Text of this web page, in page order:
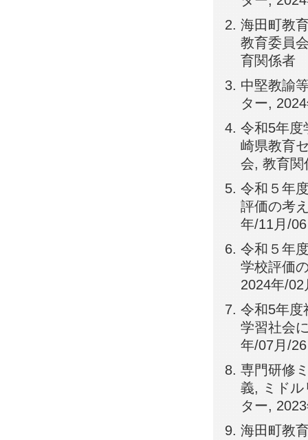
海田町教
教育委員
育関係者
中堅教諭
ター,
令和5年度
崎県教育
会, 教育関
令和５年
評価の考
年/11月/
令和５年
学校評価
2024年/
令和5年度
学習社会
年/07月/
専門研修
義, ミドル
ター,
海田町教